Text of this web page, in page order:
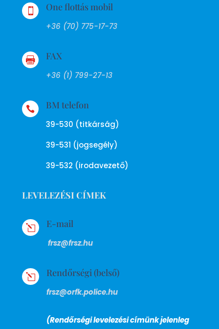
 One flottás mobil
+36 (70) 775-17-73
 FAX
+36 (1) 799-27-13
 BM telefon
39-530 (titkárság)
39-531 (jogsegély)
39-532 (irodavezető)
LEVELEZÉSI CÍMEK
l E-mail
frsz@frsz.hu
l Rendőrségi (belső)
frsz@orfk.police.hu
(Rendőrségi levelezési címünk jelenleg